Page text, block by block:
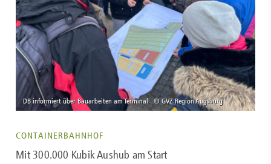
CONTAINERBAHNHOF
Mit 300.000 Kubik Aushub am Start